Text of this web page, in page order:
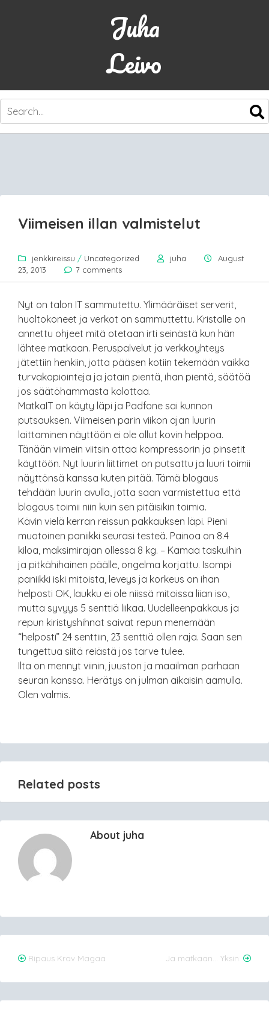
Juha
Leivo
SKIP
CONTENT
Viimeisen illan valmistelut
jenkkireissu / Uncategorized juha
August
23, 2013
7 comments
Nyt on talon IT sammutettu. Ylimääräiset serverit,
huoltokoneet ja verkot on sammuttettu. Kristalle on
annettu ohjeet mitä otetaan irti seinästä kun hän
lähtee matkaan. Peruspalvelut ja verkkoyhteys
jätettiin henkiin, jotta pääsen kotiin tekemään vaikka
turvakopiointeja ja jotain pientä, ihan pientä, säätöä
jos säätöhammasta kolottaa.
MatkaIT on käyty läpi ja Padfone sai kunnon
putsauksen. Viimeisen parin viikon ajan luurin
laittaminen näyttöön ei ole ollut kovin helppoa.
Tänään viimein viitsin ottaa kompressorin ja pinsetit
käyttöön. Nyt luurin liittimet on putsattu ja luuri toimii
näyttönsä kanssa kuten pitää. Tämä blogaus
tehdään luurin avulla, jotta saan varmistettua että
blogaus toimii niin kuin sen pitäisikin toimia.
Kävin vielä kerran reissun pakkauksen läpi. Pieni
muotoinen paniikki seurasi testeä. Painoa on 8.4
kiloa, maksimirajan ollessa 8 kg. – Kamaa taskuihin
ja pitkähihainen päälle, ongelma korjattu. Isompi
paniikki iski mitoista, leveys ja korkeus on ihan
helposti OK, laukku ei ole niissä mitoissa liian iso,
mutta syvyys 5 senttiä liikaa. Uudelleenpakkaus ja
repun kiristyshihnat saivat repun menemään
“helposti” 24 senttiin, 23 senttiä ollen raja. Saan sen
tungettua siitä reiästä jos tarve tulee.
Ilta on mennyt viinin, juuston ja maailman parhaan
seuran kanssa. Herätys on julman aikaisin aamulla.
Olen valmis.
Related posts
About juha
Post
navigation
Ripaus Krav Magaa Ja matkaan… Yksin.